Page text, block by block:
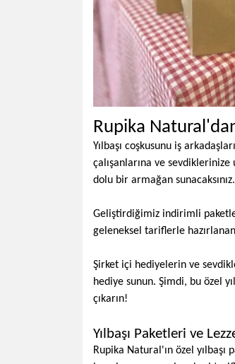
Rupika
Yılbaşı coşkusunu iş
çalışanlarına ve
dolu bir armağan sunacaksınız.
Geliştirdiğimiz indirimli
geleneksel tariflerle
Şirket içi hediyelerin ve
hediye sunun. Şimdi, bu özel
çıkarın!
Yılbaşı Paketleri ve
Rupika Natural'ın özel